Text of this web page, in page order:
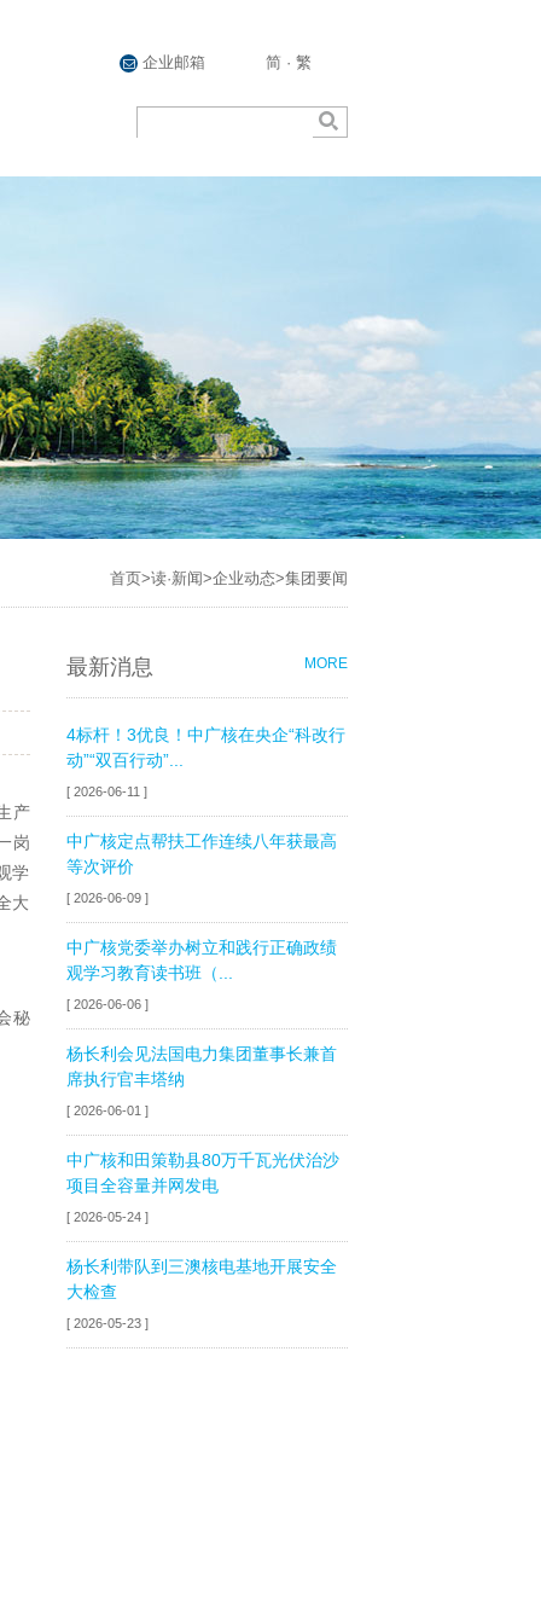
简 · 繁
企业邮箱
首页>读·新闻>企业动态>集团要闻
产
岗
学
大
秘
MORE
最新消息
4标杆！3优良！中广核在央企“科改行
动”“双百行动”...
[ 2026-06-11 ]
中广核定点帮扶工作连续八年获最高
等次评价
[ 2026-06-09 ]
中广核党委举办树立和践行正确政绩
观学习教育读书班（...
[ 2026-06-06 ]
杨长利会见法国电力集团董事长兼首
席执行官丰塔纳
[ 2026-06-01 ]
中广核和田策勒县80万千瓦光伏治沙
项目全容量并网发电
[ 2026-05-24 ]
杨长利带队到三澳核电基地开展安全
大检查
[ 2026-05-23 ]